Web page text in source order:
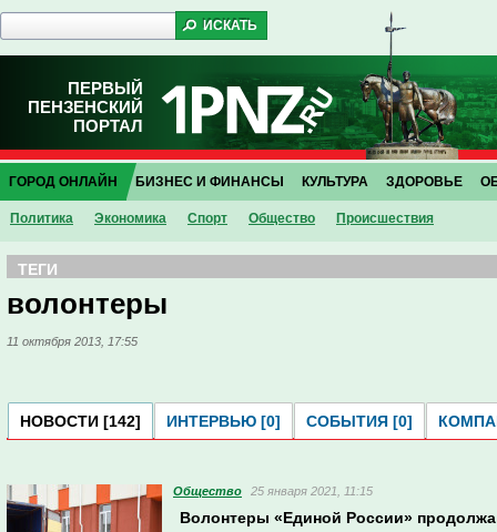
ПЕРВЫЙ
ПЕНЗЕНСКИЙ
ПОРТАЛ
ГОРОД ОНЛАЙН
Политика Экономика Спорт Общество Проиcшествия
БИЗНЕС И ФИНАНСЫ КУЛЬТУРА ЗДОРОВЬЕ
ТЕГИ
волонтеры
11 октября 2013, 17:55
НОВОСТИ [142] ИНТЕРВЬЮ [0] СОБЫТИЯ [0]
Общество 25 января 2021, 11:15
Волонтеры «Единой России»